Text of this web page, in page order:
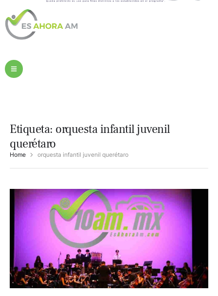
Etiqueta: orquesta infantil juvenil
querétaro
Home orquesta infantil juvenil querétaro